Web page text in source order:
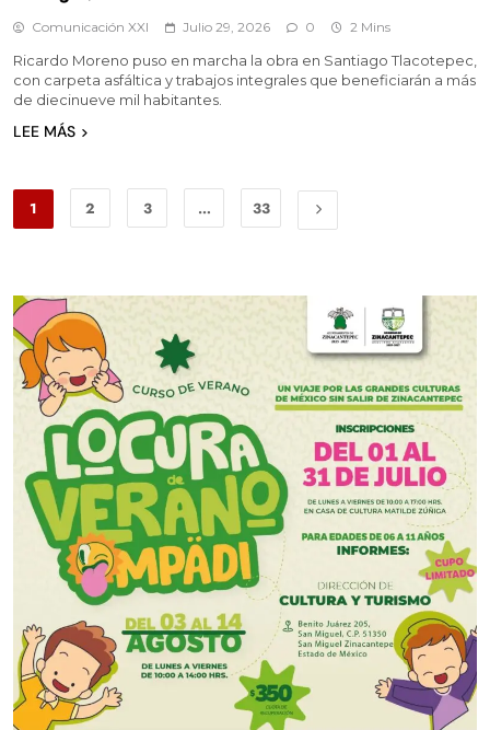
Comunicación XXI Julio 29, 2026 0 2 Mins
Ricardo Moreno puso en marcha la obra en Santiago Tlacotepec,
con carpeta asfáltica y trabajos integrales que beneficiarán a más
de diecinueve mil habitantes.
LEE MÁS
1 2 3 … 33